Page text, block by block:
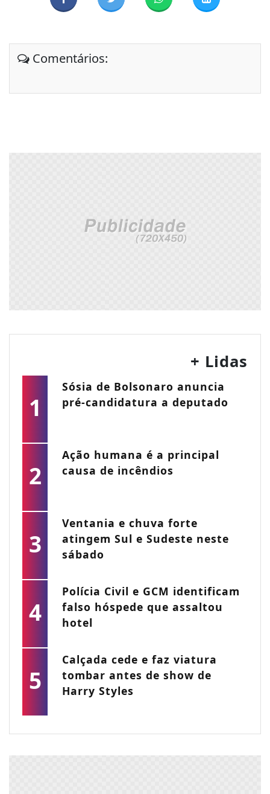
Comentários:
+ Lidas
1
Sósia de Bolsonaro anuncia
pré-candidatura a deputado
2
Ação humana é a principal
causa de incêndios
3
Ventania e chuva forte
atingem Sul e Sudeste neste
sábado
4
Polícia Civil e GCM identificam
falso hóspede que assaltou
hotel
5
Calçada cede e faz viatura
tombar antes de show de
Harry Styles